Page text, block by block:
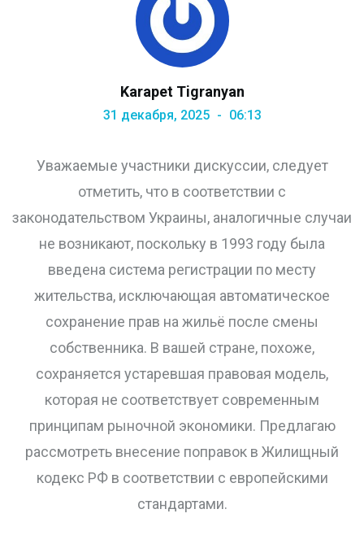
Karapet Tigranyan
31 декабря, 2025 06:13
Уважаемые участники дискуссии, следует
отметить, что в соответствии с
законодательством Украины, аналогичные случаи
не возникают, поскольку в 1993 году была
введена система регистрации по месту
жительства, исключающая автоматическое
сохранение прав на жильё после смены
собственника. В вашей стране, похоже,
сохраняется устаревшая правовая модель,
которая не соответствует современным
принципам рыночной экономики. Предлагаю
рассмотреть внесение поправок в Жилищный
кодекс РФ в соответствии с европейскими
стандартами.